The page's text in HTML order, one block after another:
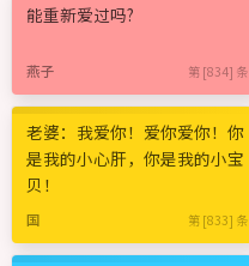
能重新爱过吗?
燕子 第 [834] 条
老婆：我爱你！爱你爱你！你
是我的小心肝，你是我的小宝
贝！
国 第 [833] 条